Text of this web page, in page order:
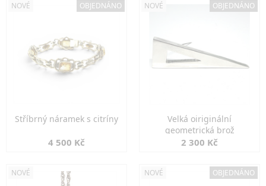
NOVÉ OBJEDNÁNO
Stříbrný náramek s citríny
4 500 Kč
NOVÉ OBJEDNÁNO
Velká oiriginální
geometrická brož
2 300 Kč
NOVÉ NOVÉ OBJEDNÁNO